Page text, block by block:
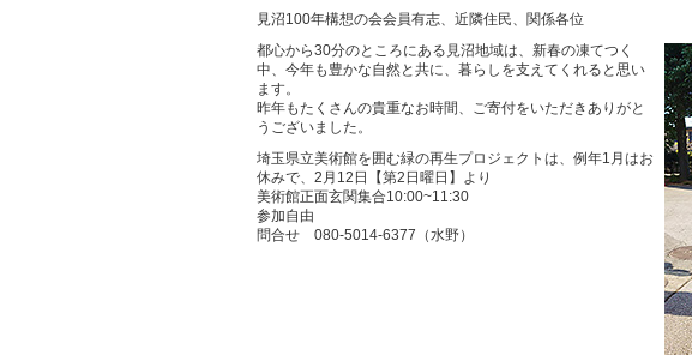
見沼100年構想の会会員有志、近隣住民、関係各位
都心から30分のところにある見沼地域は、新春の凍てつく
中、今年も豊かな自然と共に、暮らしを支えてくれると思い
ます。
昨年もたくさんの貴重なお時間、ご寄付をいただきありがと
うございました。
埼玉県立美術館を囲む緑の再生プロジェクトは、例年1月はお
休みで、2月12日【第2日曜日】より
美術館正面玄関集合10:00~11:30
参加自由
問合せ 080‐5014‐6377（水野）